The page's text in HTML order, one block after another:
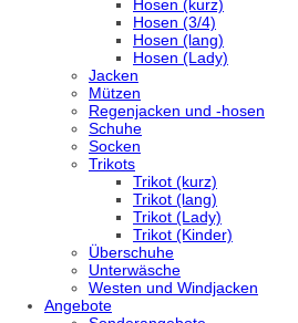
Hosen (kurz)
Hosen (3/4)
Hosen (lang)
Hosen (Lady)
Jacken
Mützen
Regenjacken und -hosen
Schuhe
Socken
Trikots
Trikot (kurz)
Trikot (lang)
Trikot (Lady)
Trikot (Kinder)
Überschuhe
Unterwäsche
Westen und Windjacken
Angebote